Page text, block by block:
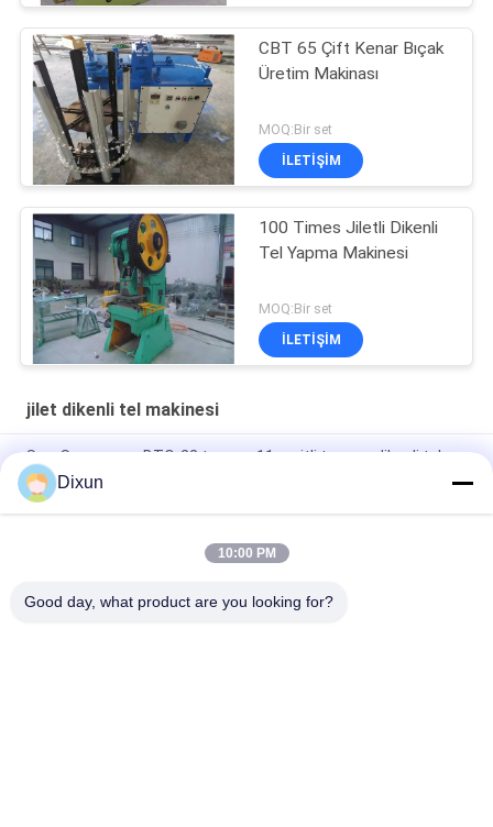
CBT 65 Çift Kenar Bıçak
Üretim Makinası
MOQ:Bir set
İLETIŞIM
100 Times Jiletli Dikenli
Tel Yapma Makinesi
MOQ:Bir set
İLETIŞIM
jilet dikenli tel makinesi
Sınır Savunması BTO-22 travma 11 şeritli travma dikenli tel
makinesi
Basınç 63T BTO-22 11 Çizgiler Telaş Yapma Makinesi
Üretim Hızı 220-280m/h 9 Şeritli BTO-22 Acayip Dikenli Tel
Dixun
10:00 PM
Good day, what product are you looking for?